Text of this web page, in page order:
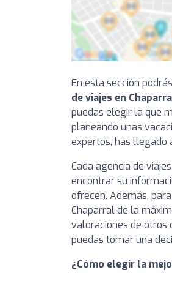
En esta sección
de viajes en
puedas elegir la que
planeando unas
expertos, has llegado
Cada agencia de
encontrar su
ofrecen. Además,
Chaparral de la
valoraciones de otros
puedas tomar una
¿Cómo elegir la